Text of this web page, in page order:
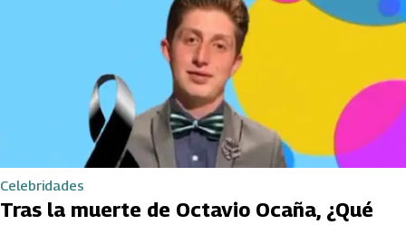
Celebridades
Tras la muerte de Octavio Ocaña, ¿Qué